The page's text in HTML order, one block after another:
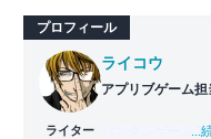
プロフィール
ライター
ライコウ
アプリブゲーム
バンタンゲーム...